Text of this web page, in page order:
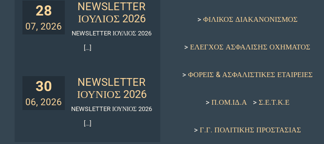
28
07, 2026
NEWSLETTER
ΙΟΥΛΙΟΣ 2026
NEWSLETTER ΙΟΥΛΙΟΣ 2026
[...]
30
06, 2026
NEWSLETTER
ΙΟΥΝΙΟΣ 2026
NEWSLETTER ΙΟΥΝΙΟΣ 2026
[...]
> ΦΙΛΙΚΟΣ ΔΙΑΚΑΝΟΝΙΣΜΟΣ
>ΕΛΕΓΧΟΣ ΑΣΦΑΛΙΣΗΣ ΟΧΗΜΑΤΟΣ
>ΦΟΡΕΙΣ & ΑΣΦΑΛΙΣΤΙΚΕΣ ΕΤΑΙΡΕΙΕΣ
>Π.ΟΜ.ΙΔ.Α >Σ.Ε.Τ.Κ.Ε
>Γ.Γ. ΠΟΛΙΤΙΚΗΣ ΠΡΟΣΤΑΣΙΑΣ